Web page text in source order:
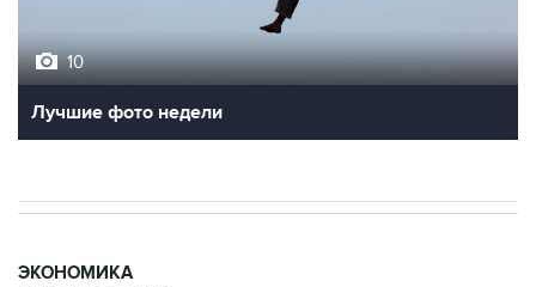
10
Лучшие фото недели
ЭКОНОМИКА